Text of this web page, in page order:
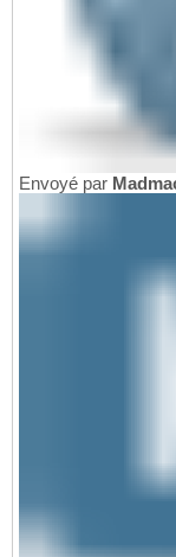
Envoyé par